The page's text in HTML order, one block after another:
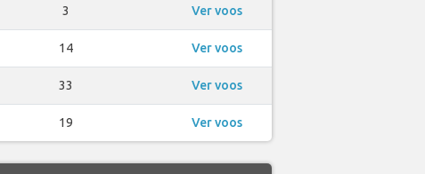
3 Ver voos
14 Ver voos
33 Ver voos
19 Ver voos